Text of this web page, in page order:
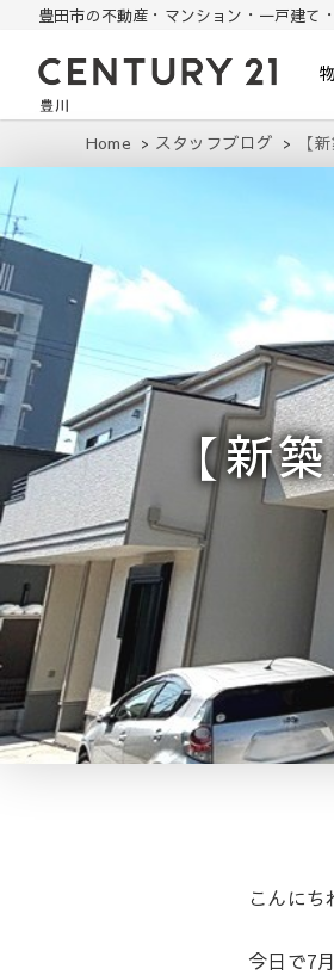
豊田市の不動産・マンション・一戸建て
豊田市の中古住宅・土
Home スタッフブログ 【
【新
こんにち
今日で7